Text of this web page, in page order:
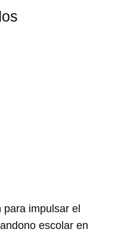
para impulsar el
escolar en